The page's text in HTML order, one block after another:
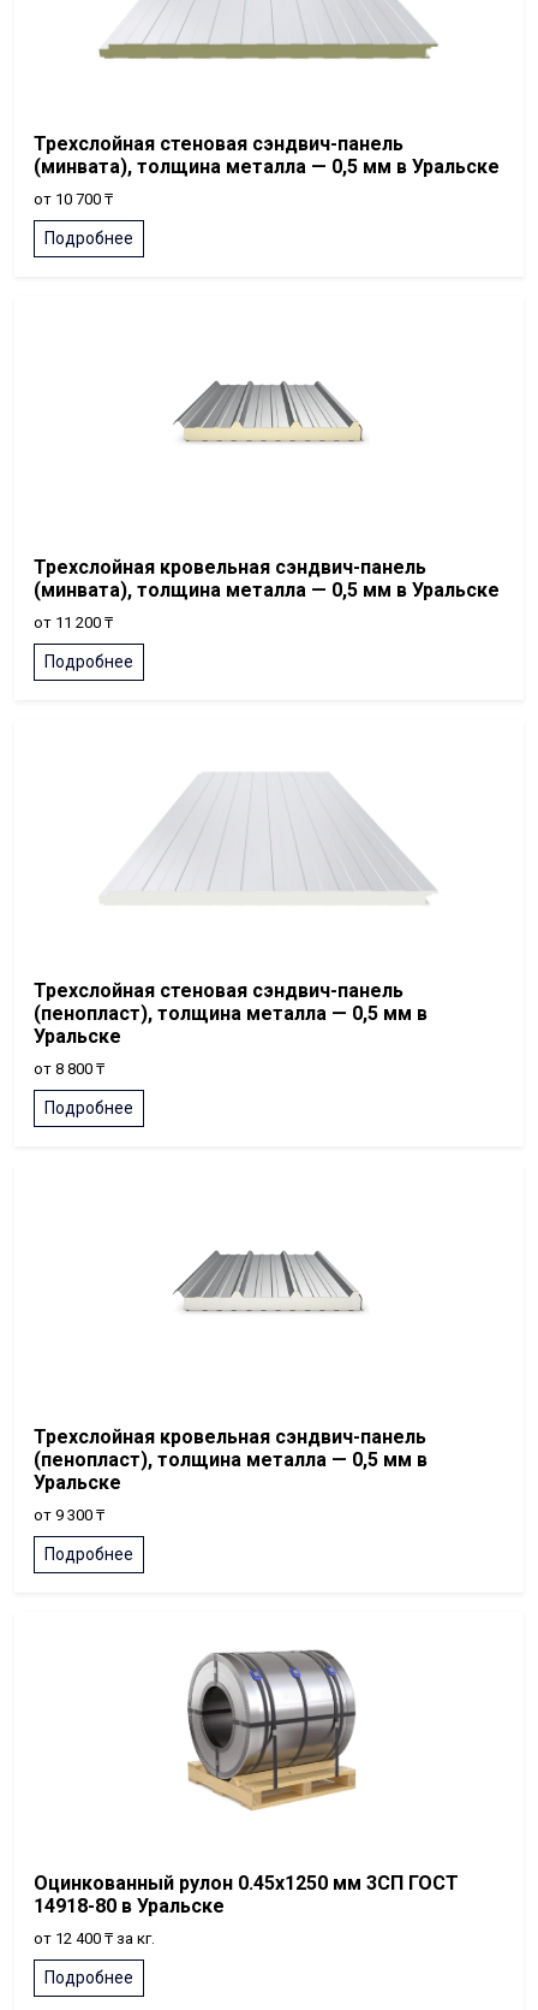
Трехслойная стеновая сэндвич-панель
(минвата), толщина металла — 0,5 мм в Уральске
от 10 700 ₸
Подробнее
Трехслойная кровельная сэндвич-панель
(минвата), толщина металла — 0,5 мм в Уральске
от 11 200 ₸
Подробнее
Трехслойная стеновая сэндвич-панель
(пенопласт), толщина металла — 0,5 мм в
Уральске
от 8 800 ₸
Подробнее
Трехслойная кровельная сэндвич-панель
(пенопласт), толщина металла — 0,5 мм в
Уральске
от 9 300 ₸
Подробнее
Оцинкованный рулон 0.45x1250 мм 3СП ГОСТ
14918-80 в Уральске
от 12 400 ₸ за кг.
Подробнее